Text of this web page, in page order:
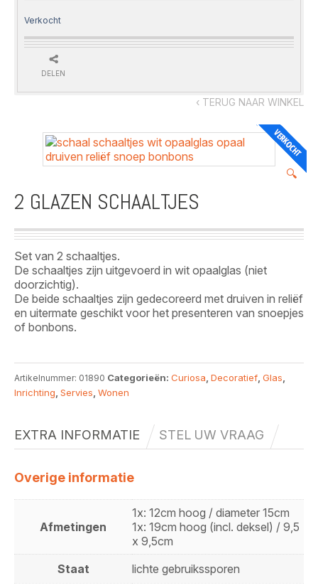
‹ TERUG NAAR WINKEL
🔍
2 GLAZEN SCHAALTJES
Set van 2 schaaltjes.
De schaaltjes zijn uitgevoerd in wit opaalglas (niet
doorzichtig).
De beide schaaltjes zijn gedecoreerd met druiven in reliëf
en uitermate geschikt voor het presenteren van snoepjes
of bonbons.
Artikelnummer: 01890 Categorieën: Curiosa Decoratief Glas
Inrichting Servies Wonen
EXTRA INFORMATIE STEL UW VRAAG
Overige informatie
Afmetingen
1x: 12cm hoog / diameter 15cm
1x: 19cm hoog (incl. deksel) / 9,5
x 9,5cm
Staat
lichte gebruikssporen
Verkocht
DELEN